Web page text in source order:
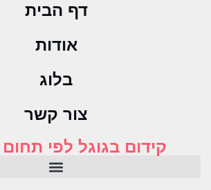
דף הבית
אודות
בלוג
צור קשר
קידום בגוגל לפי